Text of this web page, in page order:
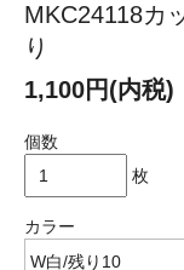
MKC24118カ
り
1,100円(内税)
個数
枚
カラー